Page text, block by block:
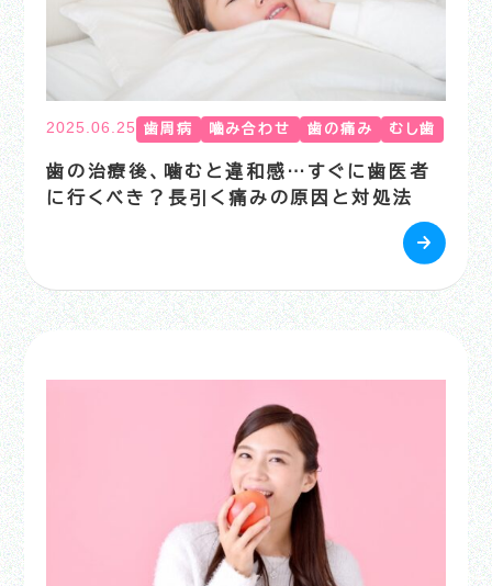
2025.06.25 歯周病 嚙み合わせ 歯の痛み むし歯
歯の治療後、噛むと違和感…すぐに歯医者
に行くべき？長引く痛みの原因と対処法